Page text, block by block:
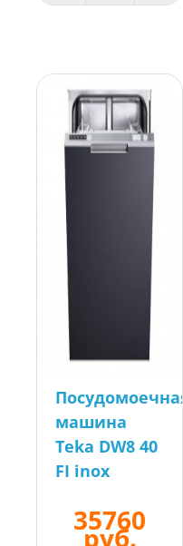
Посудомоечная
машина
Teka DW8 40
FI inox
35760
руб.